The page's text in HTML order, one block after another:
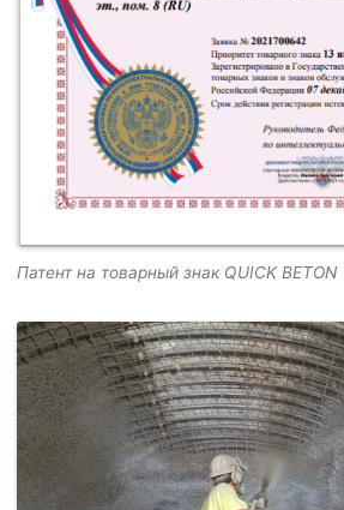
Патент на товарный знак QUICK BETON